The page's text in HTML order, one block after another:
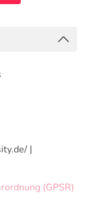
|
(GPSR)